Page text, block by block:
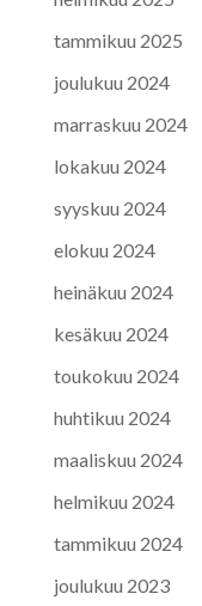
tammikuu 2025
joulukuu 2024
marraskuu 2024
lokakuu 2024
syyskuu 2024
elokuu 2024
heinäkuu 2024
kesäkuu 2024
toukokuu 2024
huhtikuu 2024
maaliskuu 2024
helmikuu 2024
tammikuu 2024
joulukuu 2023